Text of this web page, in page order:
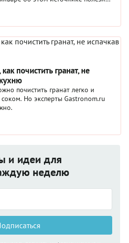
День свежевыжатого сока,
мира отмечают 15 января.
почистить гранат, не
почистить гранат легко и
Но эксперты Gastronom.ru
и идеи для
неделю